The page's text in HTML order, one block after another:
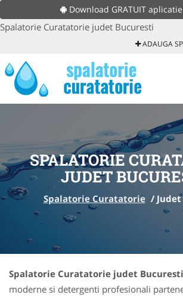
Download GRATUIT
Spalatorie Curatatorie judet Bucuresti
ADAUGA
SPALATORIE
JUDET
Spalatorie Curatatorie /
Spalatorie Curatatorie judet Bucuresti
moderne si detergenti profesionali